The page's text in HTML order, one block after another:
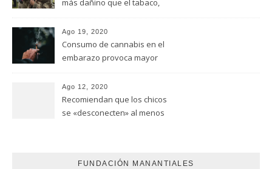
más dañino que el tabaco,
Universidad de Ottawa
Ago 19, 2020
Consumo de cannabis en el
embarazo provoca mayor
(FUNDACION MANANTIALES)
Ago 12, 2020
Recomiendan que los chicos
se «desconecten» al menos
FUNDACIÓN MANANTIALES